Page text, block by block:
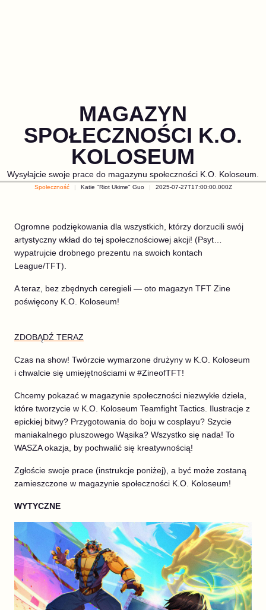
MAGAZYN
SPOŁECZNOŚCI K.O.
KOLOSEUM
Wysyłajcie swoje prace do magazynu społeczności K.O. Koloseum.
Społeczność Katie "Riot Ukime" Guo 2025-07-27T17:00:00.000Z
Ogromne podziękowania dla wszystkich, którzy dorzucili swój
artystyczny wkład do tej społecznościowej akcji! (Psyt…
wypatrujcie drobnego prezentu na swoich kontach
League/TFT).
A teraz, bez zbędnych ceregieli — oto magazyn TFT Zine
poświęcony K.O. Koloseum!
ZDOBĄDŹ TERAZ
Czas na show! Twórzcie wymarzone drużyny w K.O. Koloseum
i chwalcie się umiejętnościami w #ZineofTFT!
Chcemy pokazać w magazynie społeczności niezwykłe dzieła,
które tworzycie w K.O. Koloseum Teamfight Tactics. Ilustracje z
epickiej bitwy? Przygotowania do boju w cosplayu? Szycie
maniakalnego pluszowego Wąsika? Wszystko się nada! To
WASZA okazja, by pochwalić się kreatywnością!
Zgłoście swoje prace (instrukcje poniżej), a być może zostaną
zamieszczone w magazynie społeczności K.O. Koloseum!
WYTYCZNE